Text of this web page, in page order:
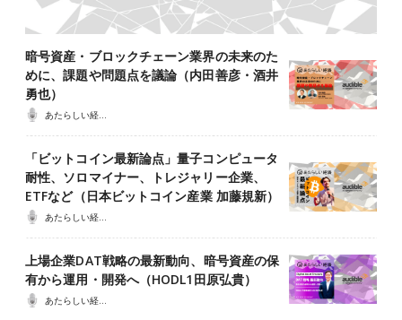
暗号資産・ブロックチェーン業界の未来のた
めに、課題や問題点を議論（内田善彦・酒井
勇也）
あたらしい経済ポッドキャスト
「ビットコイン最新論点」量子コンピュータ
耐性、ソロマイナー、トレジャリー企業、
ETFなど（日本ビットコイン産業 加藤規新）
あたらしい経済ポッドキャスト
上場企業DAT戦略の最新動向、暗号資産の保
有から運用・開発へ（HODL1田原弘貴）
あたらしい経済ポッドキャスト